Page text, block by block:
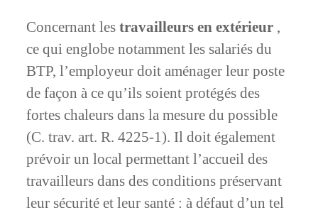
Concernant lestravailleurs en extérieur ,
ce qui englobe notamment les salariés du
BTP, l’employeur doit aménager leur poste
de façon à ce qu’ils soient protégés des
fortes chaleurs dans la mesure du possible
(C. trav. art. R. 4225-1). Il doit également
prévoir un local permettant l’accueil des
travailleurs dans des conditions préservant
leur sécurité et leur santé : à défaut d’un tel